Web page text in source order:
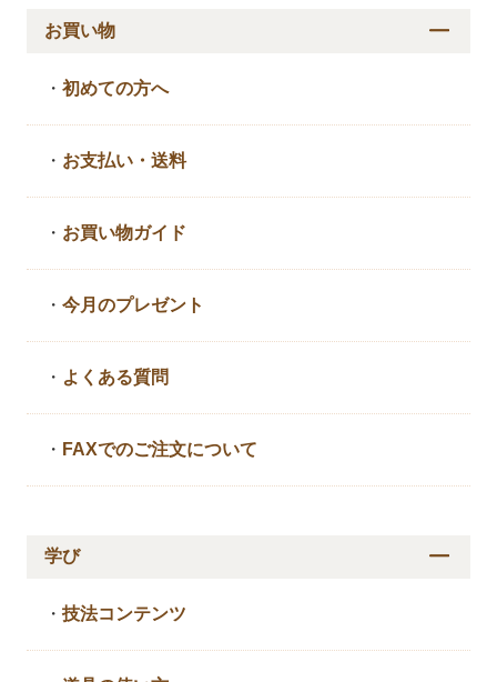
お買い物
・初めての方へ
・ お支払い・送料
・ お買い物ガイド
・今月のプレゼント
・ よくある質問
・ FAXでのご注文について
学び
・技法コンテンツ